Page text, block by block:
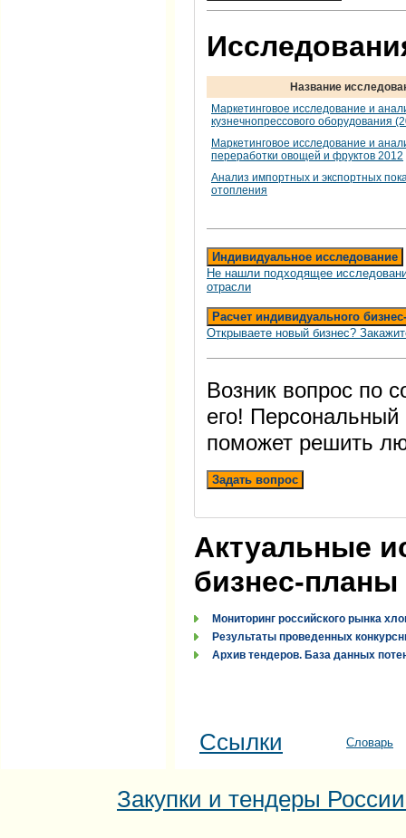
Название
Маркетинговое исследование и
кузнечнопрессового оборудования
Маркетинговое исследование и
переработки овощей и фруктов 2012
Анализ импортных и экспортных
отопления
Индивидуальное исследование
Не нашли подходящее
отрасли
Расчет индивидуального
Открываете новый бизнес?
Возник вопрос по
его!
поможет решить
Задать вопрос
Актуальные
бизнес-планы
Мониторинг российского рынка
Результаты проведенных
Архив тендеров. База данных
Ссылки Словарь
Закупки и тендеры